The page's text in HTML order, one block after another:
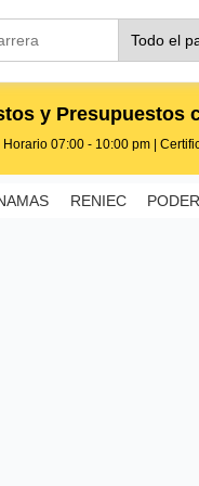
y Presupuestos
07:00 - 10:00 pm |
RENIEC